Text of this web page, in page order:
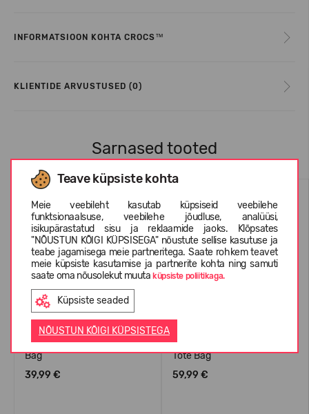
Teave küpsiste kohta
Meie veebileht kasutab küpsiseid veebilehe
funktsionaalsuse, veebilehe jõudluse, analüüsi,
isikupärastatud sisu ja reklaamide jaoks. Klõpsates
"NÕUSTUN KÕIGI KÜPSISEGA" nõustute sellise kasutuse ja
teabe jagamisega meie partneritega. Saate rohkem teavet
meie küpsiste kasutamise ja partnerite kohta ning samuti
saate oma nõusolekut muutaküpsiste poliitikaga.
Küpsiste seaded
NÕUSTUN KÕIGI KÜPSISTEGA
INFORMATSIOON KOHTA CROCS™
KLIENTIDE ARVUSTUSED (0)
Sarnased tooted
Crocs™ Classic Small Tote
Bag
39,99 €
Crocs™ Classic Medium
Tote Bag
59,99 €